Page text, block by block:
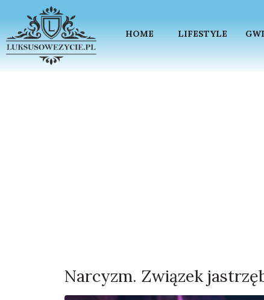
HOME LIFESTYLE
Narcyzm. Związek